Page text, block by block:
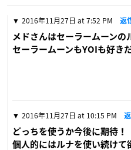
2016年11月27日 at 7:52 PM 返
メドさんはセーラームーンの
セーラームーンもYOIも好き
2016年11月27日 at 10:15 PM
どっちを使うか今後に期待！
個人的にはルナを使い続けて